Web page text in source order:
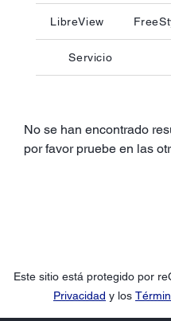
LibreView
Servicio
No se han encontrado
por favor pruebe en las
Este sitio está protegido por
Privacidad y los